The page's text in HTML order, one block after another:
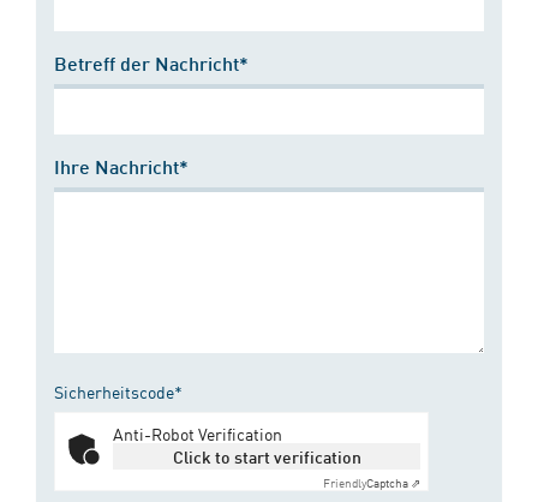
Betreff der Nachricht*
Ihre Nachricht*
Sicherheitscode*
Anti-Robot Verification
Click to start verification
FriendlyCaptcha ⇗